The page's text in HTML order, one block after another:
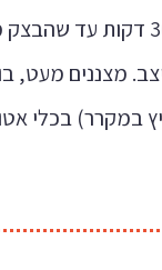
4. אופים כ 30 דקות
מצננים מעט,
בכלי אטום עד